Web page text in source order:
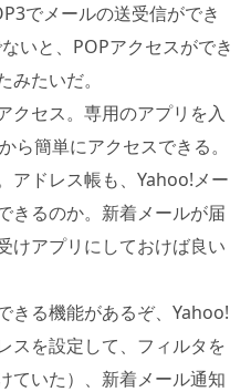
でメールの送受信ができ
いと、POPアクセスができ
たいだ。
クセス。専用のアプリを入
ら簡単にアクセスできる。
アドレス帳も、Yahoo!メー
きるのか。新着メールが届
けアプリにしておけば良い
きる機能があるぞ、Yahoo!
スを設定して、フィルタを
ていた）、新着メール通知